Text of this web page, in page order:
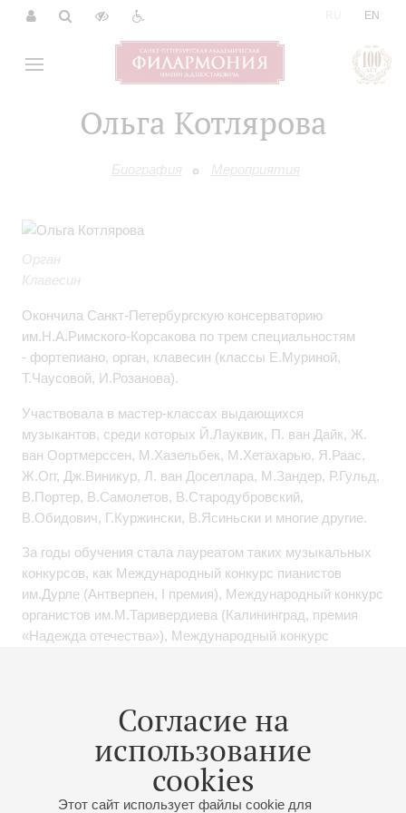
EN
Ольга Котлярова
Биография Мероприятия
Согласие на
использование
cookies
Этот сайт использует файлы cookie для
Орган
Клавесин
Окончила Санкт-Петербургскую консерваторию
им.Н.А.Римского-Корсакова по трем специальностям
- фортепиано, орган, клавесин (классы Е.Муриной,
Т.Чаусовой, И.Розанова).
Участвовала в мастер-классах выдающихся
музыкантов, среди которых Й.Лауквик, П. ван Дайк, Ж.
ван Оортмерссен, М.Хазельбек, М.Хетахарью, Я.Раас,
Ж.Огг, Дж.Виникур, Л. ван Доселлара, М.Зандер, Р.Гульд,
В.Портер, В.Самолетов, В.Стародубровский,
В.Обидович, Г.Куржински, В.Ясиньски и многие другие.
За годы обучения стала лауреатом таких музыкальных
конкурсов, как Международный конкурс пианистов
им.Дурле (Антверпен, I премия), Международный конкурс
органистов им.М.Таривердиева (Калининград, премия
«Надежда отечества»), Международный конкурс
конкурс пианистов им.П.Серебрякова (Волгоград, I
Обширный репертуар включает широчайший спектр
музыки от средневековья до наших дней. Участвует в